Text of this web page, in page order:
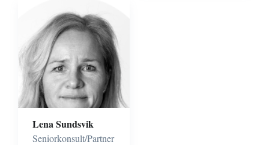
Projekt-, Program-
och
Förändringsledning
Verksamhet- och
Processutveckling
Lean &
effektivisering
Lena Sundsvik
Seniorkonsult/Partner